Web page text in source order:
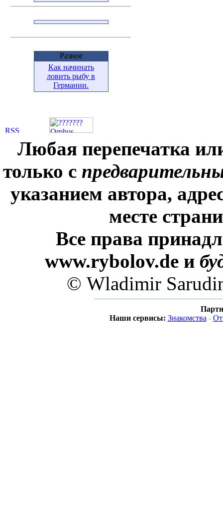
Разное
Как начинать
ловить рыбу в
Германии.
Любая перепечатка
только с
указанием автора,
месте
Все права
www.rybolov.de и
© Wladimir
Наши сервисы: Знакомства -